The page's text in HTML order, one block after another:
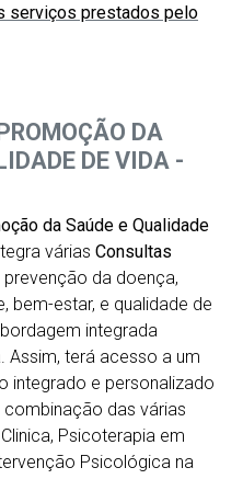
serviços prestados pelo
DA
DE VIDA -
da Saúde e Qualidade
várias Consultas
da doença,
bem-estar, e qualidade de
integrada
Assim, terá acesso a um
integrado e personalizado
combinação das várias
Psicoterapia em
Psicológica na